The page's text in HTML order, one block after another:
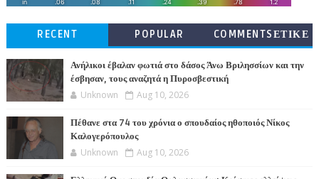
RECENT POPULAR
COMMENTSΕΤΙΚΕ
Ανήλικοι έβαλαν φωτιά στο δάσος Άνω Βριλησσίων και την
έσβησαν, τους αναζητά η Πυροσβεστική
Unknown Aug 10, 2026
Πέθανε στα 74 του χρόνια ο σπουδαίος ηθοποιός Νίκος
Καλογερόπουλος
Unknown Aug 10, 2026